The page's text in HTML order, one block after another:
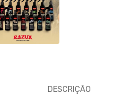
DESCRIÇÃO